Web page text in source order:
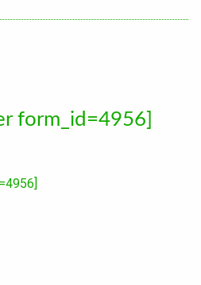
mutations
form_id=4956]